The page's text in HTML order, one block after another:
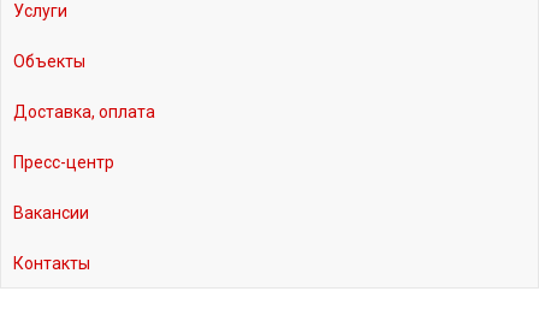
Услуги
Объекты
Доставка, оплата
Пресс-центр
Вакансии
Контакты